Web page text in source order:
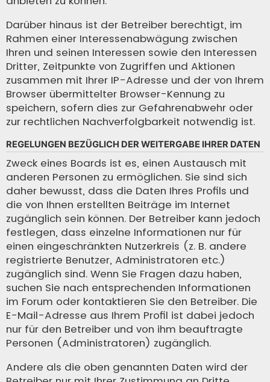
Darüber hinaus ist der Betreiber berechtigt, im
Rahmen einer Interessenabwägung zwischen
Ihren und seinen Interessen sowie den Interessen
Dritter, Zeitpunkte von Zugriffen und Aktionen
zusammen mit Ihrer IP-Adresse und der von Ihrem
Browser übermittelter Browser-Kennung zu
speichern, sofern dies zur Gefahrenabwehr oder
zur rechtlichen Nachverfolgbarkeit notwendig ist.
REGELUNGEN BEZÜGLICH DER WEITERGABE IHRER DATEN
Zweck eines Boards ist es, einen Austausch mit
anderen Personen zu ermöglichen. Sie sind sich
daher bewusst, dass die Daten Ihres Profils und
die von Ihnen erstellten Beiträge im Internet
zugänglich sein können. Der Betreiber kann jedoch
festlegen, dass einzelne Informationen nur für
einen eingeschränkten Nutzerkreis (z. B. andere
registrierte Benutzer, Administratoren etc.)
zugänglich sind. Wenn Sie Fragen dazu haben,
suchen Sie nach entsprechenden Informationen
im Forum oder kontaktieren Sie den Betreiber. Die
E-Mail-Adresse aus Ihrem Profil ist dabei jedoch
nur für den Betreiber und von ihm beauftragte
Personen (Administratoren) zugänglich.
Andere als die oben genannten Daten wird der